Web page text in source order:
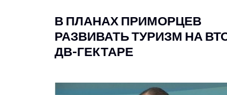
В ПЛАНАХ ПРИМОРЦЕВ
РАЗВИВАТЬ ТУРИЗМ НА
ДВ-ГЕКТАРЕ